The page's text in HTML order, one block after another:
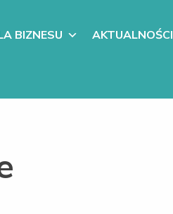
BIZNESU AKTUALNOŚCI